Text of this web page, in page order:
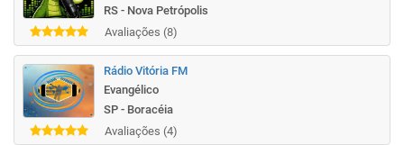
RS - Nova Petrópolis
Avaliações (8)
Rádio Vitória FM
Evangélico
SP - Boracéia
Avaliações (4)